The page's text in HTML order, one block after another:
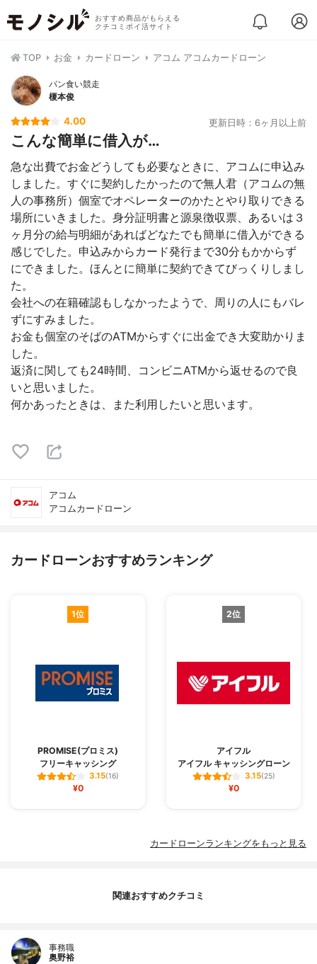
おすすめ商品がもらえる
クチコミポイ活サイト
TOP お金 カードローン アコム アコムカードローン
パン食い競走
榎本俊
4.00 更新日時：6ヶ月以上前
こんな簡単に借入が…
急な出費でお金どうしても必要なときに、アコムに申込み
しました。すぐに契約したかったので無人君（アコムの無
人の事務所）個室でオペレーターのかたとやり取りできる
場所にいきました。身分証明書と源泉徴収票、あるいは３
ヶ月分の給与明細があればどなたでも簡単に借入ができる
感じでした。申込みからカード発行まで30分もかからず
にできました。ほんとに簡単に契約できてびっくりしまし
た。
会社への在籍確認もしなかったようで、周りの人にもバレ
ずにすみました。
お金も個室のそばのATMからすぐに出金でき大変助かりま
した。
返済に関しても24時間、コンビニATMから返せるので良
いと思いました。
何かあったときは、また利用したいと思います。
アコム
アコムカードローン
カードローンおすすめランキング
1位
PROMISE(プロミス)
フリーキャッシング
3.15(16)
¥0
2位
アイフル
アイフル キャッシングローン
3.15(25)
¥0
カードローンランキングをもっと見る
関連おすすめクチコミ
事務職
奥野裕